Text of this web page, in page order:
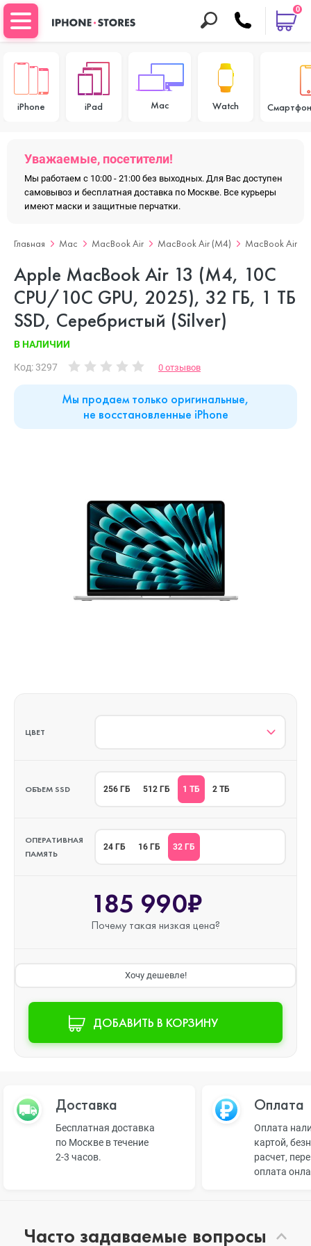
0
iPhone iPad Mac Watch
Уважаемые, посетители!
Мы работаем с 10:00 - 21:00 без выходных. Для Вас доступен
самовывоз и бесплатная доставка по Москве. Все курьеры
имеют маски и защитные перчатки.
Главная Mac MacBook Air MacBook Air (M4) MacBook Air
Apple MacBook Air 13 (M4, 10C
CPU/10C GPU, 2025), 32 ГБ, 1 ТБ
SSD, Cеребристый (Silver)
В НАЛИЧИИ
Код: 3297 0 отзывов
Мы продаем только оригинальные,
не восстановленные iPhone
ЦВЕТ
ОБЪЕМ SSD 256 ГБ 512 ГБ 1 ТБ 2 ТБ
ОПЕРАТИВНАЯ
ПАМЯТЬ
24 ГБ 16 ГБ 32 ГБ
185 990₽
Почему такая низкая цена?
Хочу дешевле!
ДОБАВИТЬ В КОРЗИНУ
Доставка
Бесплатная доставка
по Москве в течение
2-3 часов.
Оплата
Оплата
картой,
расчет,
оплата
Часто задаваемые вопросы